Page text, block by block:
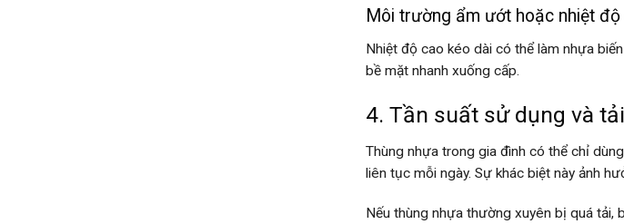
Môi trường ẩm ướt hoặc nhiệt độ
Nhiệt độ cao kéo dài có thể làm nhựa
bề mặt nhanh xuống cấp.
4. Tần suất sử dụng và
Thùng nhựa trong gia đình có thể chỉ
liên tục mỗi ngày. Sự khác biệt này ảnh
Nếu thùng nhựa thường xuyên bị quá tải,